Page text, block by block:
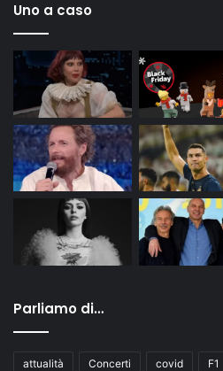
Uno a caso
Parliamo di…
attualità Concerti covid F1